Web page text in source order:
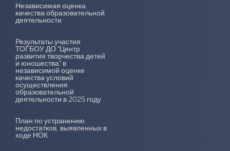
Независимая оценка
качества образовательной
деятельности
Результаты участия
ТОГБОУ ДО "Центр
развития творчества детей
и юношества" в
независимой оценке
качества условий
осуществления
образовательной
деятельности в 2025 году
План по устранению
недостатков, выявленных в
ходе НОК